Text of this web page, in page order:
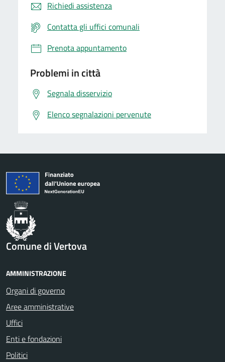
Richiedi assistenza
Contatta gli uffici comunali
Prenota appuntamento
Problemi in città
Segnala disservizio
Elenco segnalazioni pervenute
Comune di Vertova
AMMINISTRAZIONE
Organi di governo
Aree amministrative
Uffici
Enti e fondazioni
Politici